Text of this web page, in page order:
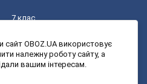
7 клас
9 клас
OBOZ.UA використовує
належну роботу сайту, а
вашим інтересам.